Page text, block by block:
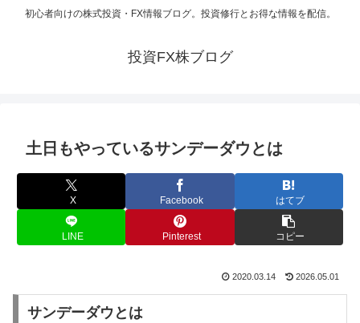
初心者向けの株式投資・FX情報ブログ。投資修行とお得な情報を配信。
投資FX株ブログ
土日もやっているサンデーダウとは
X Facebook はてブ
LINE Pinterest コピー
2020.03.14 2026.05.01
サンデーダウとは